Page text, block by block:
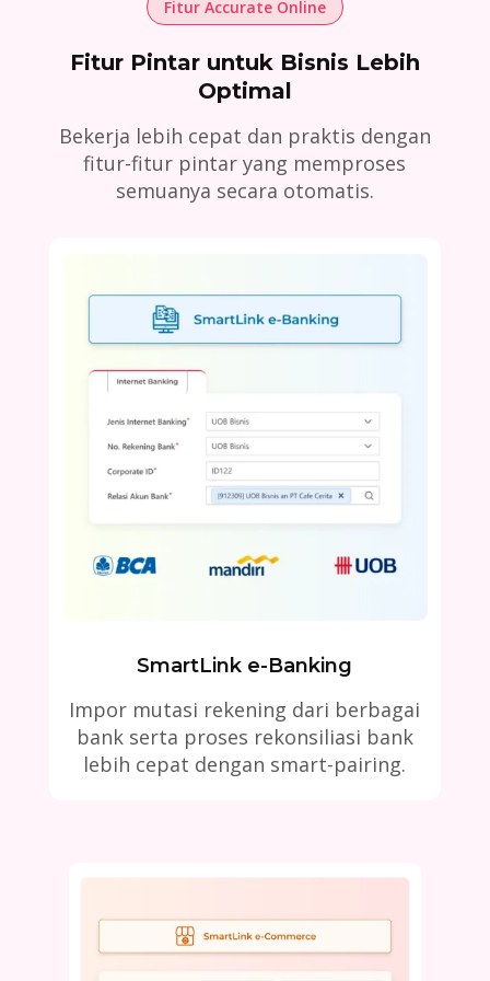
Fitur Accurate Online
Fitur Pintar untuk Bisnis Lebih
Optimal
Bekerja lebih cepat dan praktis dengan
fitur-fitur pintar yang memproses
semuanya secara otomatis.
SmartLink e-Banking
Impor mutasi rekening dari berbagai
bank serta proses rekonsiliasi bank
lebih cepat dengan smart-pairing.